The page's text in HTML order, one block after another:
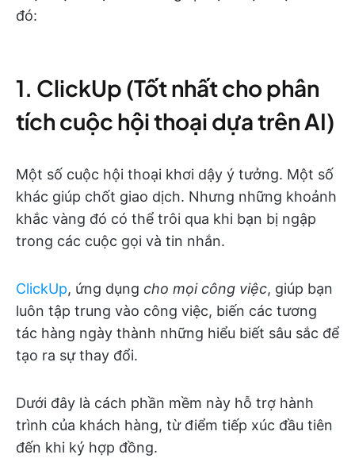
đó:
1. ClickUp (Tốt nhất cho phân
tích cuộc hội thoại dựa trên AI)
Một số cuộc hội thoại khơi dậy ý tưởng. Một số
khác giúp chốt giao dịch. Nhưng những khoảnh
khắc vàng đó có thể trôi qua khi bạn bị ngập
trong các cuộc gọi và tin nhắn.
ClickUp, ứng dụng cho mọi công việc, giúp bạn
luôn tập trung vào công việc, biến các tương
tác hàng ngày thành những hiểu biết sâu sắc để
tạo ra sự thay đổi.
Dưới đây là cách phần mềm này hỗ trợ hành
trình của khách hàng, từ điểm tiếp xúc đầu tiên
đến khi ký hợp đồng.